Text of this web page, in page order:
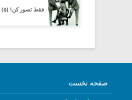
فقط تصور کن! (۵)
صفحه نخست